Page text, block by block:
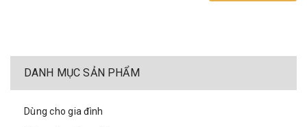
DANH MỤC SẢN PHẨM
Dùng cho gia đình